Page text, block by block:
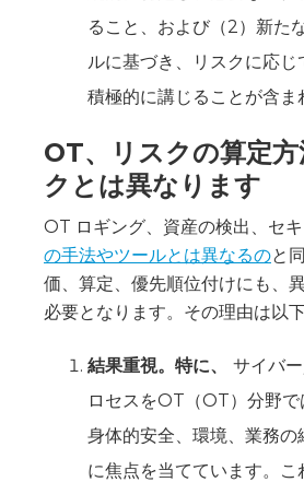
ること、および（2）新た
ルに基づき、リスクに応
積極的に講じることが含ま
OT、リスクの算定
クとは異なります
OT ロギング、資産の検出、セ
の手法やツールとは異なるのと
価、算定、優先順位付けにも、
必要となります。その理由は以
‍結果重視。特に、 サイバ
ロセスをOT（OT）分野で
身体的安全、環境、業務
に焦点を当てています。‍